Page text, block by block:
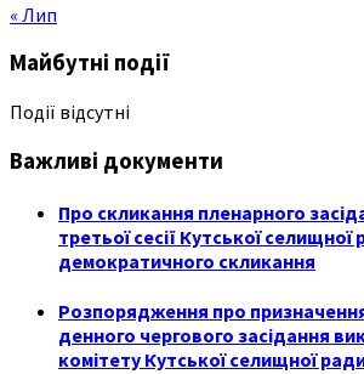
« Лип
Майбутні події
Події відсутні
Важливі документи
Про скликання пленарного
третьої сесії Кутської селищної
демократичного скликання
Розпорядження про
денного чергового засідання
комітету Кутської селищної